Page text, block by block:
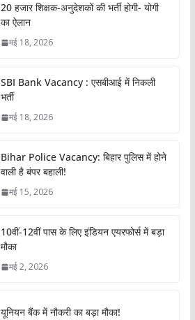
20 हजार शिक्षक-अनुदेशकों की भर्ती होगी- योगी
का ऐलान
मई 18, 2026
SBI Bank Vacancy : एसबीआई में निकली
भर्ती
मई 18, 2026
Bihar Police Vacancy: बिहार पुलिस में होने
वाली है बंपर बहाली!
मई 15, 2026
10वीं-12वीं पास के लिए इंडियन एयरफोर्स में बड़ा
मौका
मई 2, 2026
यूनियन बैंक में नौकरी का बड़ा मौका!